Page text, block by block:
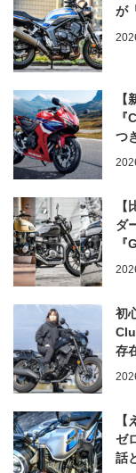
が
つ
ダ
初
存
ゼ
話